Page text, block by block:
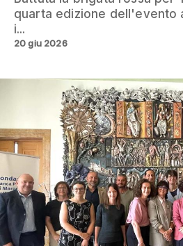
quarta edizione dell'evento
i...
20 giu 2026